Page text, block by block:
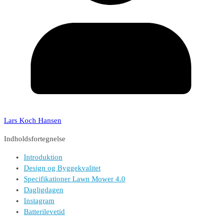
Lars Koch Hansen
Indholdsfortegnelse
Introduktion
Design og Byggekvalitet
Specifikationer Lawn Mower 4.0
Dagligdagen
Instagram
Batterilevetid